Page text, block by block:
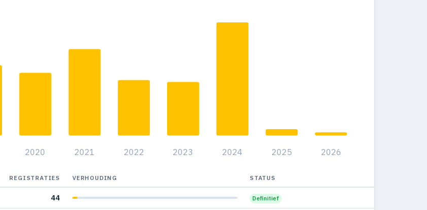
34 52
55
12
2020 2021 2022 2023 2024 2025 2026
REGISTRATIES VERHOUDING STATUS
44 Definitief